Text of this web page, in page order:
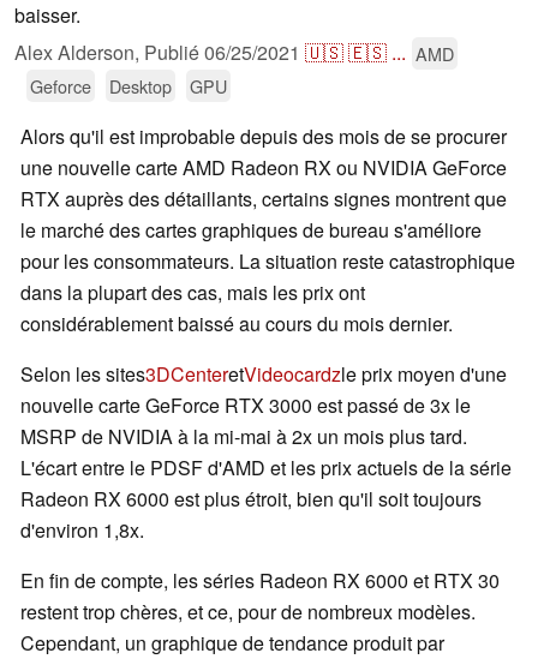
baisser.
Alex Alderson, Publié06/25/2021 🇺🇸🇪🇸 ... AMD
Geforce
Desktop GPU
Alors qu'il est improbable depuis des mois de se procurer
une nouvelle carte AMD Radeon RX ou NVIDIA GeForce
RTX auprès des détaillants, certains signes montrent que
le marché des cartes graphiques de bureau s'améliore
pour les consommateurs. La situation reste catastrophique
dans la plupart des cas, mais les prix ont
considérablement baissé au cours du mois dernier.
Selon les sites3DCenteretVideocardzle prix moyen d'une
nouvelle carte GeForce RTX 3000 est passé de 3x le
MSRP de NVIDIA à la mi-mai à 2x un mois plus tard.
L'écart entre le PDSF d'AMD et les prix actuels de la série
Radeon RX 6000 est plus étroit, bien qu'il soit toujours
d'environ 1,8x.
En fin de compte, les séries Radeon RX 6000 et RTX 30
restent trop chères, et ce, pour de nombreux modèles.
Cependant, un graphique de tendance produit par